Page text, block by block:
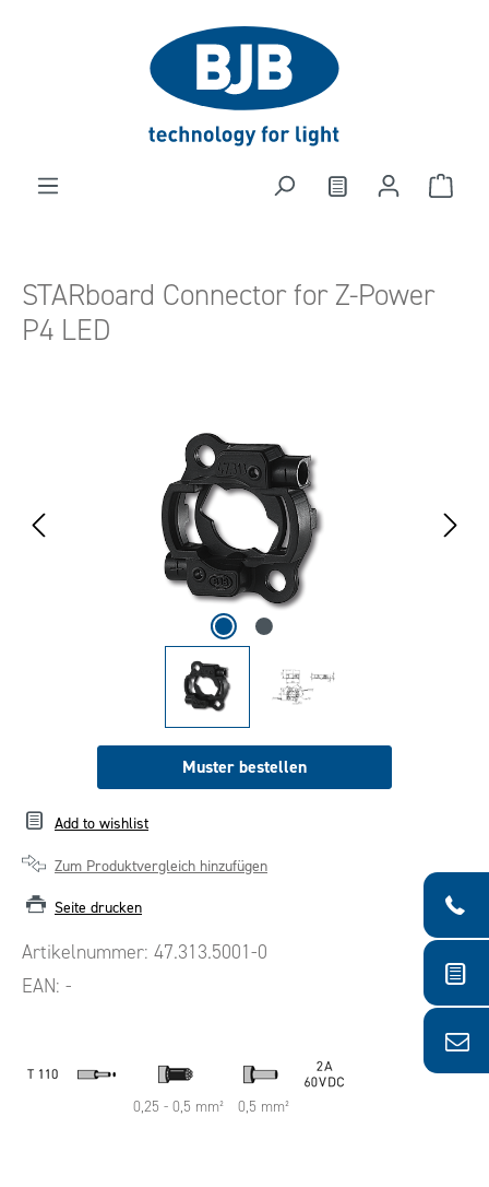
STARboard Connector for Z-Power
P4 LED
Muster bestellen
Add to wishlist
Zum Produktvergleich hinzufügen
Seite drucken
Artikelnummer: 47.313.5001-0
EAN: -
0,25 - 0,5 mm² 0,5 mm²